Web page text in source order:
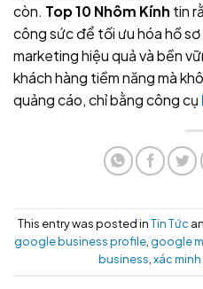
còn. Top 10 Nhôm Kính tin
công sức để tối ưu hóa hồ
marketing hiệu quả và bền
khách hàng tiềm năng mà
quảng cáo, chỉ bằng công cụ
This entry was posted inTin Tức
google business profile, google
business,xác